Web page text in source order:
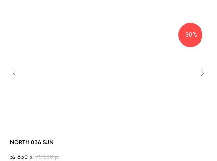
-30%
NORTH 036 SUN
52 850 р. 75 500 р.